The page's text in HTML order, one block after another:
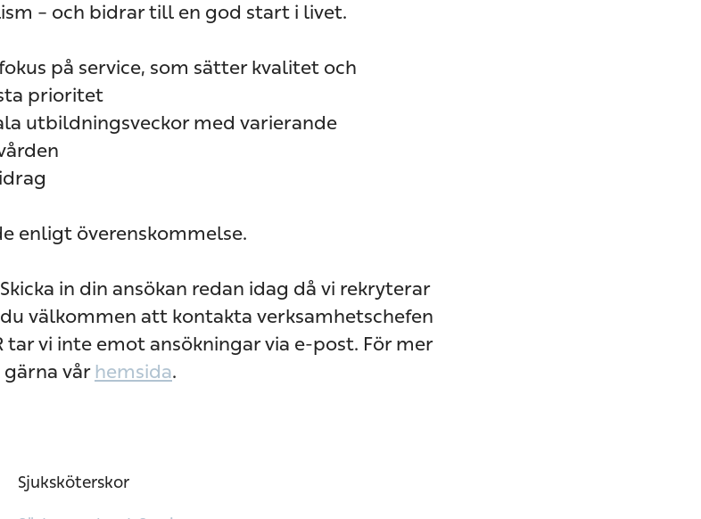
– och bidrar till en god start i livet.
på service, som sätter kvalitet och
prioritet
utbildningsveckor med varierande
enligt överenskommelse.
in din ansökan redan idag då vi rekryterar
välkommen att kontakta verksamhetschefen
tar vi inte emot ansökningar via e-post. För mer
vår hemsida.
Sjuksköterskor